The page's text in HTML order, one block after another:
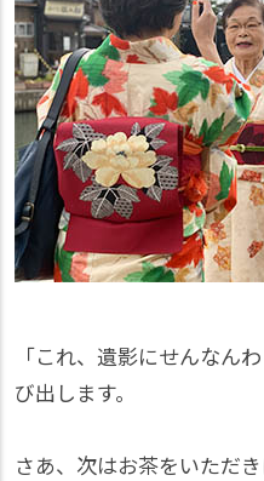
「これ、遺影にせんなん
び出します。
さあ、次はお茶をいただ